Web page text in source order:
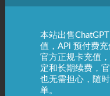
本站出售
值，APi 预付费
官方正规卡充值
定和长期续费，
也无需担心，随
单。